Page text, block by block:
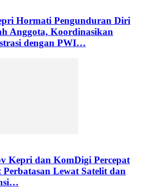
Hormati Pengunduran Diri
Anggota, Koordinasikan
dengan PWI…
Kepri dan KomDigi Percepat
Perbatasan Lewat Satelit dan